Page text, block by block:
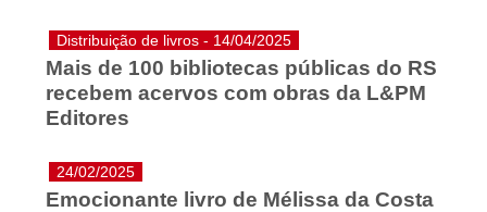
Distribuição de livros - 14/04/2025
Mais de 100 bibliotecas públicas do RS
recebem acervos com obras da L&PM
Editores
24/02/2025
Emocionante livro de Mélissa da Costa